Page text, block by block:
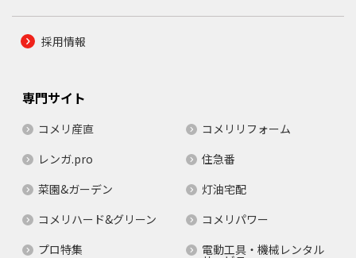
採用情報
専門サイト
コメリ産直
コメリリフォーム
レンガ.pro
住急番
菜園&ガーデン
灯油宅配
コメリハード&グリーン
コメリパワー
プロ特集
電動工具・機械レンタル